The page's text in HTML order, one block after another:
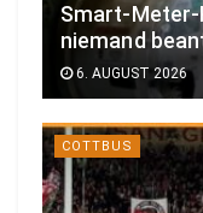
Smart-
niemand
6. AUGUST 2026
COTTBUS